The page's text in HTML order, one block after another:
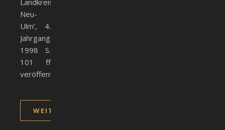
Landkreis
Neu-
Ulm’, 4.
Jahrgang
1998 S.
101 ff
veröffentlicht.
WEITERLESEN